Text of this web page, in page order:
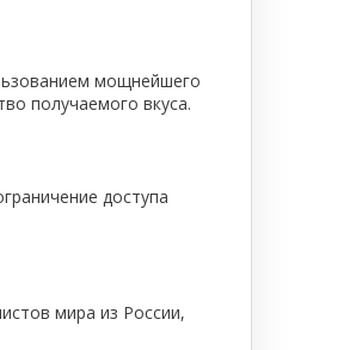
мощнейшего
получаемого вкуса.
доступа
мира из России,